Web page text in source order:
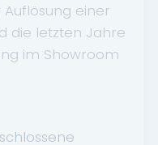
einer
die letzten Jahre
im Showroom